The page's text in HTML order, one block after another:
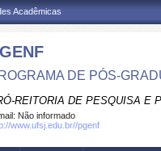
Acadêmicas
DE PÓS-
REITORIA DE PESQUISA E
Não informado
www.ufsj.edu.br//pgenf